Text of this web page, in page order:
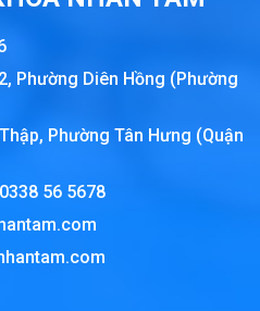
Phường Diên Hồng (Phường
Phường Tân Hưng (Quận
0338 56 5678